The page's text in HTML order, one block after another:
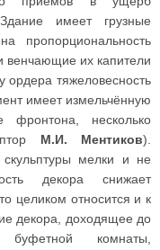
имеет грузные
пропорциональность
венчающие их капители
ордера тяжеловесность
имеет измельчённую
фронтона, несколько
М.И. Ментиков).
мелки и не
декора снижает
целиком относится и к
декора, доходящее до
буфетной комнаты,